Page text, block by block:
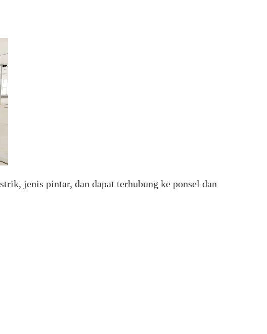
jenis pintar, dan dapat terhubung ke ponsel dan